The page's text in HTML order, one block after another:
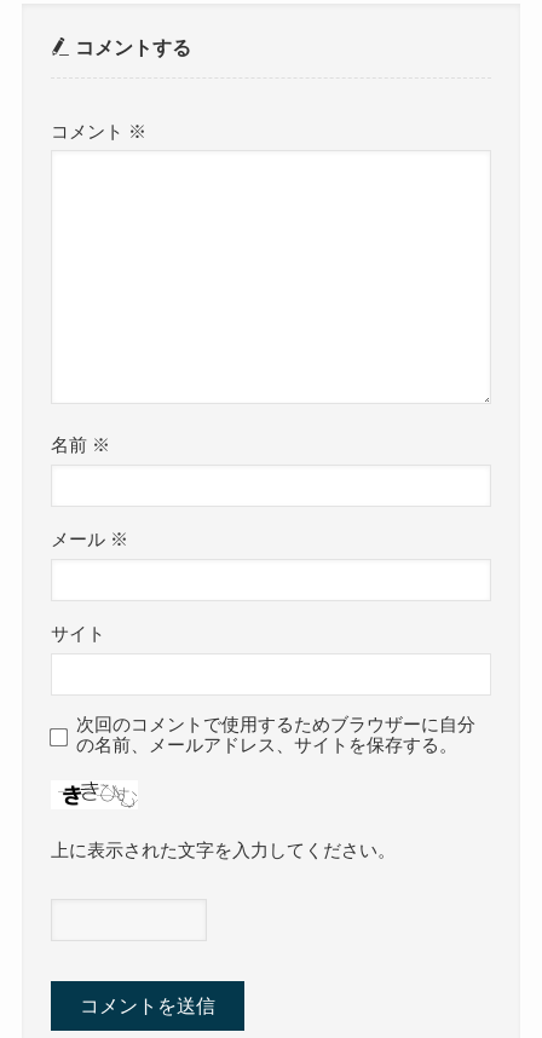
コメントする
コメント ※
名前 ※
メール ※
サイト
次回のコメントで使用するためブラウザーに自分
の名前、メールアドレス、サイトを保存する。
上に表示された文字を入力してください。